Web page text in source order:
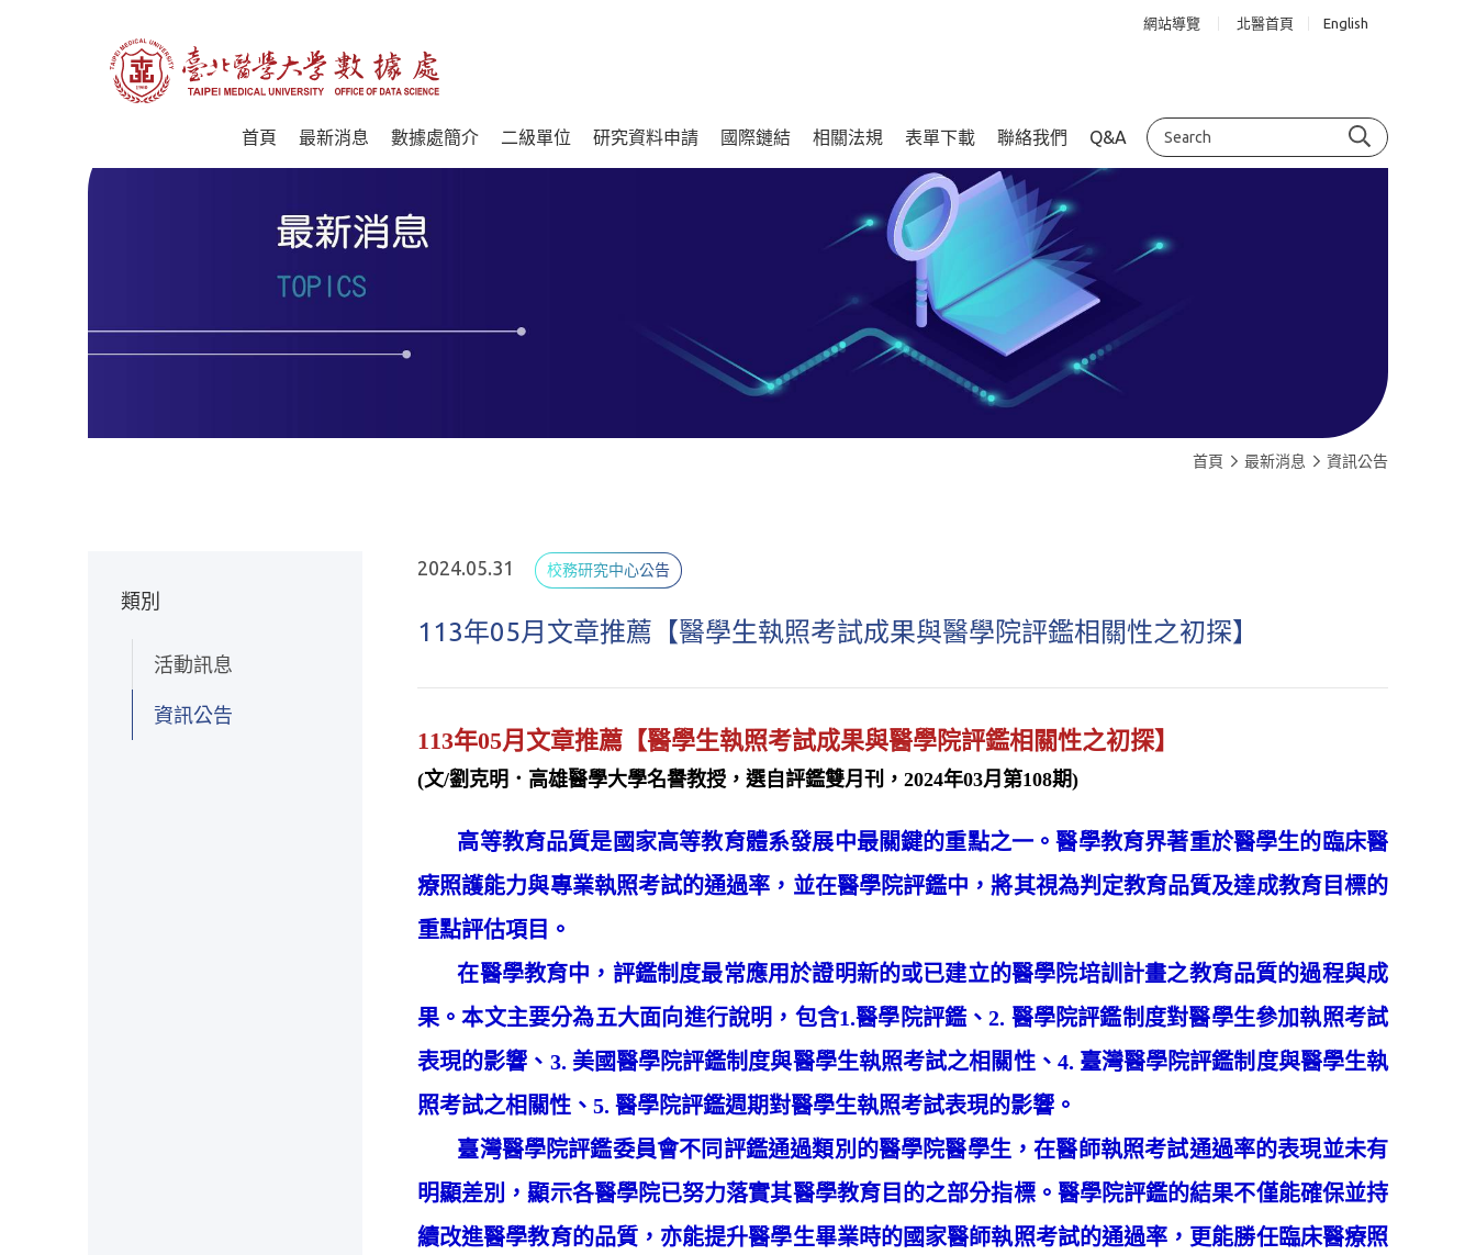
網站導覽 北醫首頁 English
首頁 最新消息 數據處簡介 二級單位 研究資料申請 國際鏈結 相關法規 表單下載 聯絡我們 Q&A
首頁 最新消息 資訊公告
類別
活動訊息
資訊公告
2024.05.31 校務研究中心公告
113年05月文章推薦【醫學生執照考試成果與醫學院評鑑相關性之初探】
113年05月文章推薦【醫學生執照考試成果與醫學院評鑑相關性之初探】
(文/劉克明．高雄醫學大學名譽教授，選自評鑑雙月刊，2024年03月第108期)
高等教育品質是國家高等教育體系發展中最關鍵的重點之一。醫學教育界著重於醫學生的臨床醫
療照護能力與專業執照考試的通過率，並在醫學院評鑑中，將其視為判定教育品質及達成教育目標的
重點評估項目。
在醫學教育中，評鑑制度最常應用於證明新的或已建立的醫學院培訓計畫之教育品質的過程與成
果。本文主要分為五大面向進行說明，包含1.醫學院評鑑、2. 醫學院評鑑制度對醫學生參加執照考試
表現的影響、3. 美國醫學院評鑑制度與醫學生執照考試之相關性、4. 臺灣醫學院評鑑制度與醫學生執
照考試之相關性、5. 醫學院評鑑週期對醫學生執照考試表現的影響。
臺灣醫學院評鑑委員會不同評鑑通過類別的醫學院醫學生，在醫師執照考試通過率的表現並未有
明顯差別，顯示各醫學院已努力落實其醫學教育目的之部分指標。醫學院評鑑的結果不僅能確保並持
續改進醫學教育的品質，亦能提升醫學生畢業時的國家醫師執照考試的通過率，更能勝任臨床醫療照